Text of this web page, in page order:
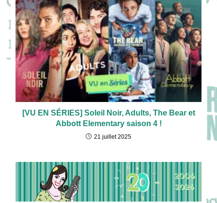
[VU EN SÉRIES] Soleil Noir, Adults, The Bear et
Abbott Elementary saison 4 !
21 juillet 2025